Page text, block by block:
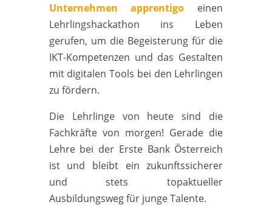
Unternehmen apprentigo einen
Lehrlingshackathon ins Leben
gerufen, um die Begeisterung für die
IKT-Kompetenzen und das Gestalten
mit digitalen Tools bei den Lehrlingen
zu fördern.
Die Lehrlinge von heute sind die
Fachkräfte von morgen! Gerade die
Lehre bei der Erste Bank Österreich
ist und bleibt ein zukunftssicherer
und stets topaktueller
Ausbildungsweg für junge Talente.